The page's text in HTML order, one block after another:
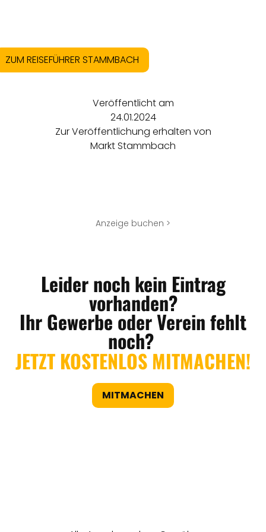
ZUM REISEFÜHRER STAMMBACH
Veröffentlicht am
24.01.2024
Zur Veröffentlichung erhalten von
Markt Stammbach
Anzeige buchen >
Leider noch kein Eintrag
vorhanden?
Ihr Gewerbe oder Verein fehlt
noch?
JETZT KOSTENLOS MITMACHEN!
MITMACHEN